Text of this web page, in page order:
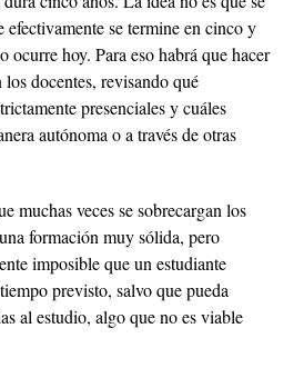
efectivamente se termine en cinco y
ocurre hoy. Para eso habrá que hacer
docentes, revisando qué
presenciales y cuáles
autónoma o a través de otras
muchas veces se sobrecargan los
formación muy sólida, pero
imposible que un estudiante
previsto, salvo que pueda
al estudio, algo que no es viable